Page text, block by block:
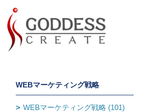
WEBマーケティング戦略
WEBマーケティング戦略 (101)